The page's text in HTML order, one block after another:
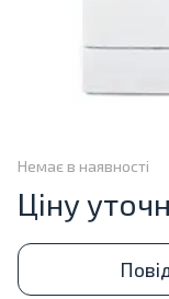
Немає в наявності
Ціну